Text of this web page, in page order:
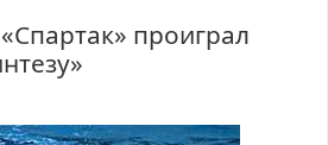
проиграл